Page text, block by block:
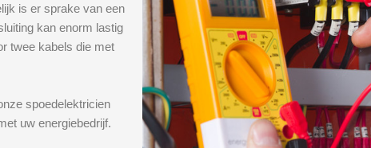
is er sprake van een
kan enorm lastig
twee kabels die met
spoedelektricien
uw energiebedrijf.